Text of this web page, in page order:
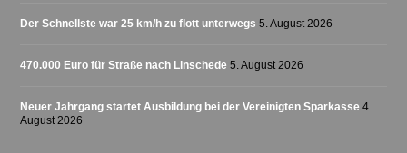
Der Schnellste war 25 km/h zu flott unterwegs 5. August 2026
470.000 Euro für Straße nach Linschede 5. August 2026
Neuer Jahrgang startet Ausbildung bei der Vereinigten Sparkasse 4.
August 2026